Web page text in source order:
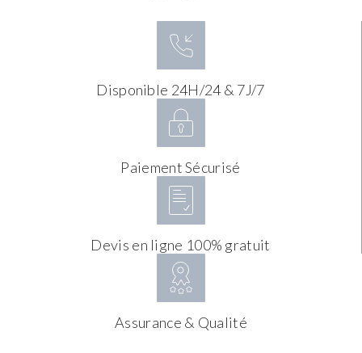
Disponible 24H/24 & 7J/7
Paiement Sécurisé
Devis en ligne 100% gratuit
Assurance & Qualité